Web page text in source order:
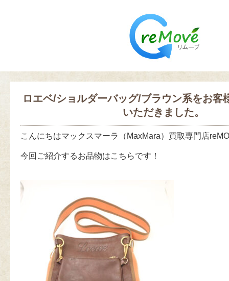
ロエベ/ショルダーバッグ/ブラウン系をお客
いただきました。
こんにちはマックスマーラ（MaxMara）買取専門店
今回ご紹介するお品物はこちらです！